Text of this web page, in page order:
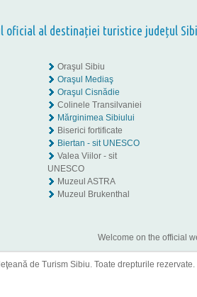
oficial al destinației turistice județul
Oraşul Sibiu
Oraşul Mediaş
Oraşul Cisnădie
Colinele Transilvaniei
Mărginimea Sibiului
Biserici fortificate
Biertan - sit UNESCO
Valea Viilor - sit
UNESCO
Muzeul ASTRA
Muzeul Brukenthal
Welcome on the official
de Turism Sibiu. Toate drepturile rezervate.